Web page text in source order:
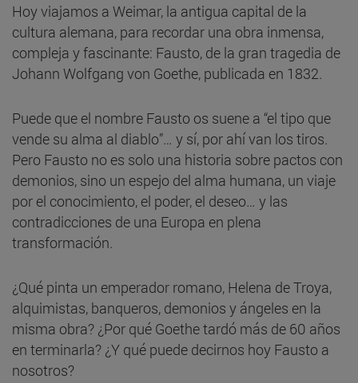
Hoy viajamos a Weimar, la antigua capital de la
cultura alemana, para recordar una obra inmensa,
compleja y fascinante: Fausto, de la gran tragedia de
Johann Wolfgang von Goethe, publicada en 1832.
Puede que el nombre Fausto os suene a “el tipo que
vende su alma al diablo”… y sí, por ahí van los tiros.
Pero Fausto no es solo una historia sobre pactos con
demonios, sino un espejo del alma humana, un viaje
por el conocimiento, el poder, el deseo… y las
contradicciones de una Europa en plena
transformación.
¿Qué pinta un emperador romano, Helena de Troya,
alquimistas, banqueros, demonios y ángeles en la
misma obra? ¿Por qué Goethe tardó más de 60 años
en terminarla? ¿Y qué puede decirnos hoy Fausto a
nosotros?